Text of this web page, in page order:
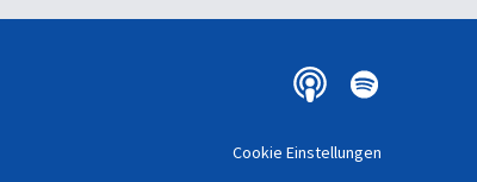
Cookie Einstellungen